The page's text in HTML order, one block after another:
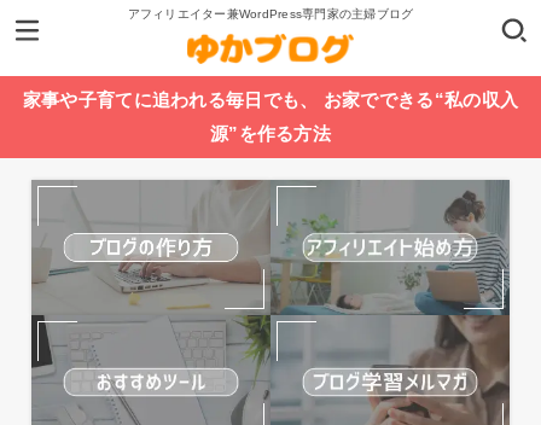
アフィリエイター兼WordPress専門家の主婦ブログ
家事や子育てに追われる毎日でも、 お家でできる“私の収入
源”を作る方法